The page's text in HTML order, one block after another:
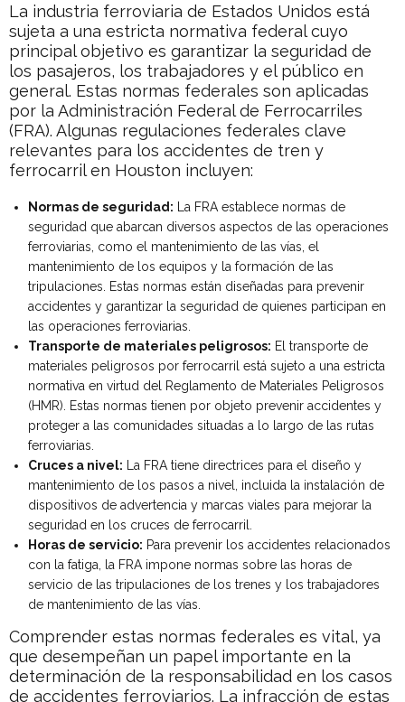
La industria ferroviaria de Estados Unidos está
sujeta a una estricta normativa federal cuyo
principal objetivo es garantizar la seguridad de
los pasajeros, los trabajadores y el público en
general. Estas normas federales son aplicadas
por la Administración Federal de Ferrocarriles
(FRA). Algunas regulaciones federales clave
relevantes para los accidentes de tren y
ferrocarril en Houston incluyen:
Normas de seguridad: La FRA establece normas de
seguridad que abarcan diversos aspectos de las operaciones
ferroviarias, como el mantenimiento de las vías, el
mantenimiento de los equipos y la formación de las
tripulaciones. Estas normas están diseñadas para prevenir
accidentes y garantizar la seguridad de quienes participan en
las operaciones ferroviarias.
Transporte de materiales peligrosos: El transporte de
materiales peligrosos por ferrocarril está sujeto a una estricta
normativa en virtud del Reglamento de Materiales Peligrosos
(HMR). Estas normas tienen por objeto prevenir accidentes y
proteger a las comunidades situadas a lo largo de las rutas
ferroviarias.
Cruces a nivel: La FRA tiene directrices para el diseño y
mantenimiento de los pasos a nivel, incluida la instalación de
dispositivos de advertencia y marcas viales para mejorar la
seguridad en los cruces de ferrocarril.
Horas de servicio: Para prevenir los accidentes relacionados
con la fatiga, la FRA impone normas sobre las horas de
servicio de las tripulaciones de los trenes y los trabajadores
de mantenimiento de las vías.
Comprender estas normas federales es vital, ya
que desempeñan un papel importante en la
determinación de la responsabilidad en los casos
de accidentes ferroviarios. La infracción de estas